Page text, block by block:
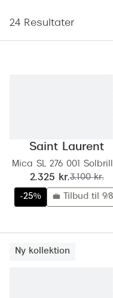
Mere om briller
Brilleglas og priser
24 Resultater
Saint Laurent
Mica SL 276 001
nu:
2.325 kr.før:
3.100 kr.
-25% 💼 Tilbud til 9/8
Ny kollektion